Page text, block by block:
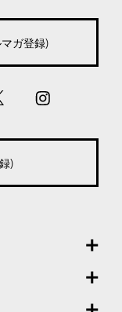
ガ登録)
)